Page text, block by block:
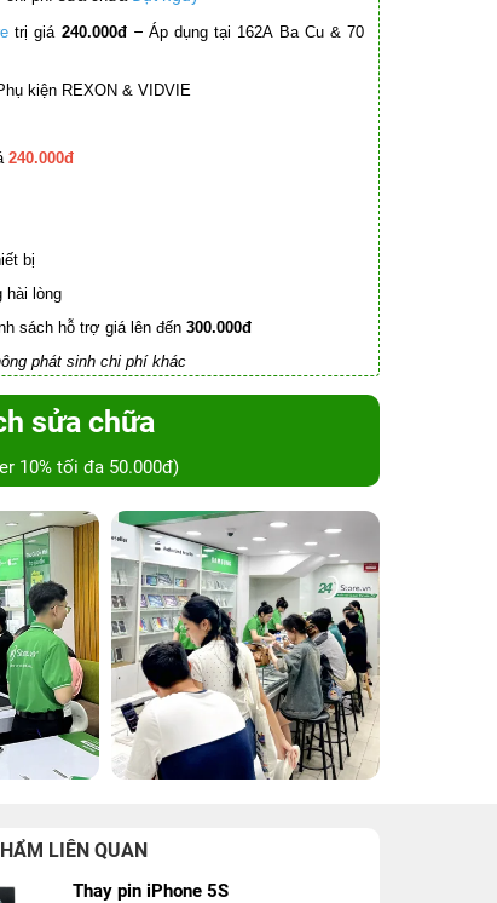
trị giá 240.000đ – Áp dụng tại 162A Ba Cu & 70
kiện REXON & VIDVIE
240.000đ
bị
hài lòng
sách hỗ trợ giá lên đến 300.000đ
phát sinh chi phí khác
sửa chữa
10% tối đa 50.000đ)
LIÊN QUAN
Thay pin iPhone 5S